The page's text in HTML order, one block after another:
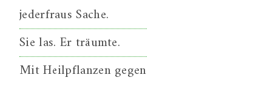
jederfraus Sache.
Sie las. Er träumte.
Mit Heilpflanzen gegen